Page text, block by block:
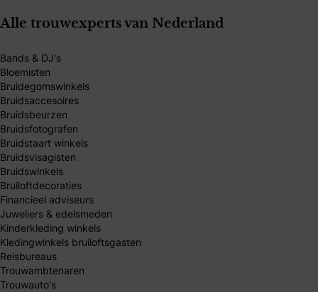
Alle trouwexperts van Nederland
Bands & DJ's
Bloemisten
Bruidegomswinkels
Bruidsaccesoires
Bruidsbeurzen
Bruidsfotografen
Bruidstaart winkels
Bruidsvisagisten
Bruidswinkels
Bruiloftdecoraties
Financieel adviseurs
Juweliers & edelsmeden
Kinderkleding winkels
Kledingwinkels bruiloftsgasten
Reisbureaus
Trouwambtenaren
Trouwauto's